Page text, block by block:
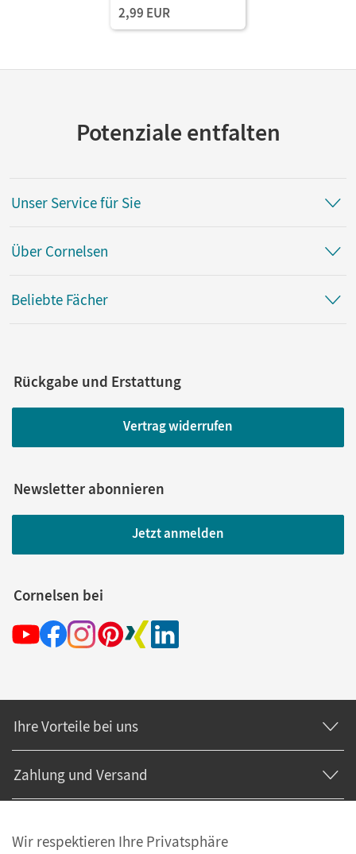
2,99 EUR
Potenziale entfalten
Unser Service für Sie
Über Cornelsen
Beliebte Fächer
Rückgabe und Erstattung
Vertrag widerrufen
Newsletter abonnieren
Jetzt anmelden
Cornelsen bei
Ihre Vorteile bei uns
Zahlung und Versand
Wir respektieren Ihre Privatsphäre